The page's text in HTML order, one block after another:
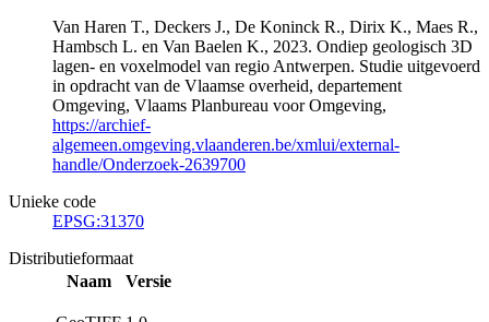
Van Haren T., Deckers J., De Koninck R., Dirix K., Maes R.,
Hambsch L. en Van Baelen K., 2023. Ondiep geologisch 3D
lagen- en voxelmodel van regio Antwerpen. Studie uitgevoerd
in opdracht van de Vlaamse overheid, departement
Omgeving, Vlaams Planbureau voor Omgeving,
https://archief-
algemeen.omgeving.vlaanderen.be/xmlui/external-
handle/Onderzoek-2639700
Unieke code
EPSG:31370
Distributieformaat
Naam
Versie